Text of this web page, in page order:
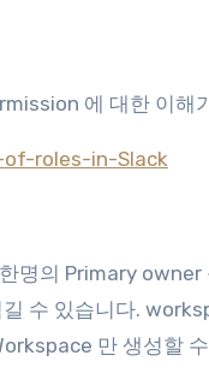
에 대한 이해
roles-in-Slack
명의 Primary owner
수 있습니다.
만 생성할